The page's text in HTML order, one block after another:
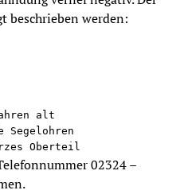
beschrieben werden:
alt
Segelohren
Oberteil
02324 –